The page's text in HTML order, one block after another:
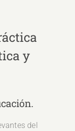
y
del